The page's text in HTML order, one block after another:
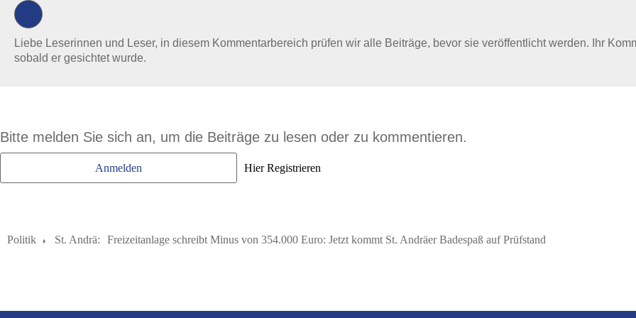
Liebe Leserinnen und Leser, in diesem Kommentarbereich prüfen wir alle Beiträge, bevor sie veröffentlicht werden. Ihr
sobald er gesichtet wurde.
Bitte melden Sie sich an, um die Beiträge zu lesen oder zu kommentieren.
Anmelden Hier Registrieren
Politik St. Andrä: Freizeitanlage schreibt Minus von 354.000 Euro: Jetzt kommt St. Andräer Badespaß auf Prüfstand